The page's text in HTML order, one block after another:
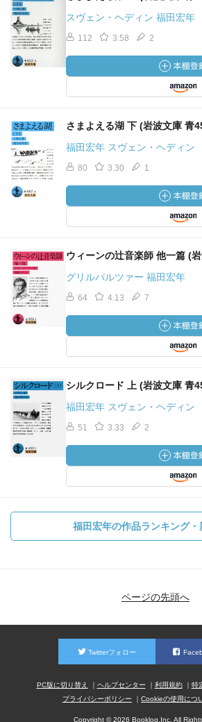
スヴェン・ヘディン 福田宏年
112 3.58 2
さまよえる湖 下 (岩波文庫 青
福田宏年 スヴェン・ヘディン
80 3.30 1
ウィーンの辻音楽師 他一篇 (
グリルパルツァー 福田宏年
64 4.13 7
シルクロード 上 (岩波文庫 青
福田宏年 スヴェン・ヘディン
51 3.33 2
福田宏年の作品ランキング・
ページの先頭へ
Twitterフォロー
PC版に切り替え ヘルプセンター 利用規約
特
プライバシーポリシー
Cookieの使用につ
Copyright © 2026 Booklog,Inc. All